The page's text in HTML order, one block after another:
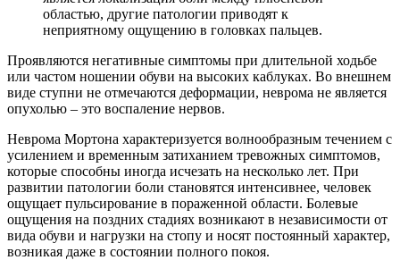
областью, другие патологии приводят к
неприятному ощущению в головках пальцев.
Проявляются негативные симптомы при длительной ходьбе
или частом ношении обуви на высоких каблуках. Во внешнем
виде ступни не отмечаются деформации, неврома не является
опухолью – это воспаление нервов.
Неврома Мортона характеризуется волнообразным течением с
усилением и временным затиханием тревожных симптомов,
которые способны иногда исчезать на несколько лет. При
развитии патологии боли становятся интенсивнее, человек
ощущает пульсирование в пораженной области. Болевые
ощущения на поздних стадиях возникают в независимости от
вида обуви и нагрузки на стопу и носят постоянный характер,
возникая даже в состоянии полного покоя.